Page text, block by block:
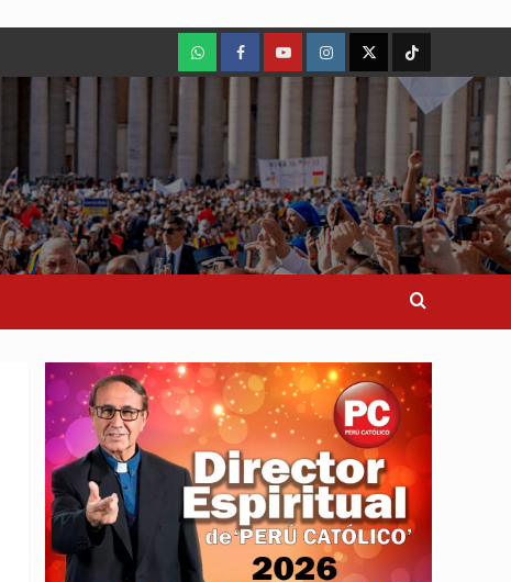
WhatsAppFacebookYoutubeInstagram
X TikTok